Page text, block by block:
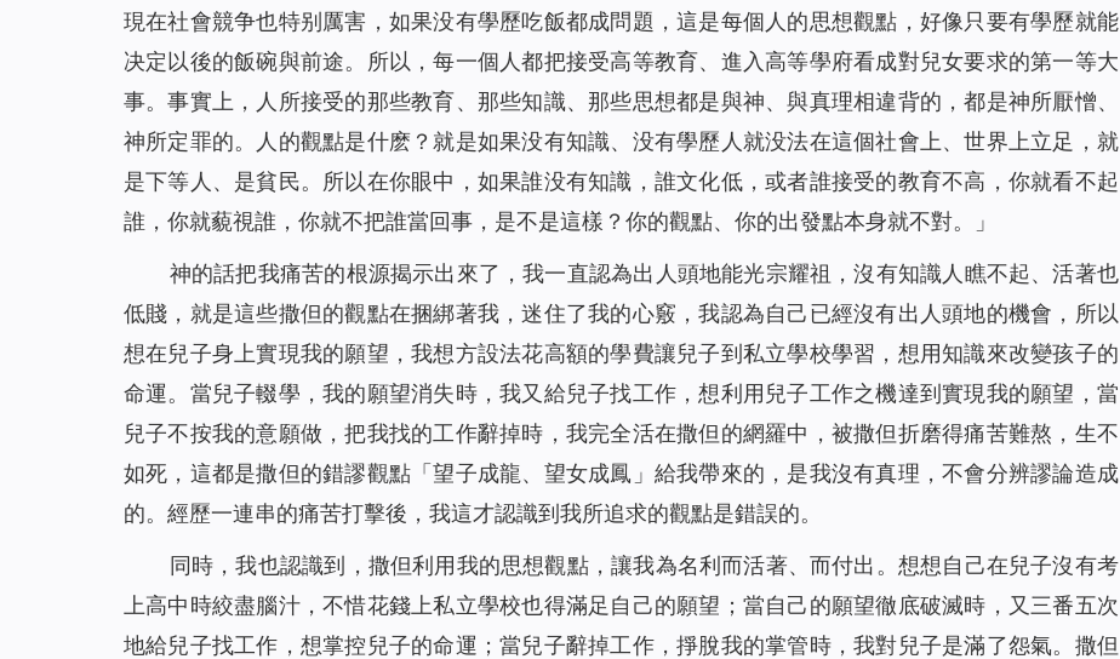
現在社會競争也特别厲害，如果没有學歷吃飯都成問題，這是每個人的思想觀點，好像只要有學歷就能
决定以後的飯碗與前途。所以，每一個人都把接受高等教育、進入高等學府看成對兒女要求的第一等大
事。事實上，人所接受的那些教育、那些知識、那些思想都是與神、與真理相違背的，都是神所厭憎、
神所定罪的。人的觀點是什麽？就是如果没有知識、没有學歷人就没法在這個社會上、世界上立足，就
是下等人、是貧民。所以在你眼中，如果誰没有知識，誰文化低，或者誰接受的教育不高，你就看不起
誰，你就藐視誰，你就不把誰當回事，是不是這樣？你的觀點、你的出發點本身就不對。
」
神的話把我痛苦的根源揭示出來了，我一直認為出人頭地能光宗耀祖，沒有知識人瞧不起、活著也
低賤，就是這些撒但的觀點在捆綁著我，迷住了我的心竅，我認為自己已經沒有出人頭地的機會，所以
想在兒子身上實現我的願望，我想方設法花高額的學費讓兒子到私立學校學習，想用知識來改變孩子的
命運。當兒子輟學，我的願望消失時，我又給兒子找工作，想利用兒子工作之機達到實現我的願望，當
兒子不按我的意願做，把我找的工作辭掉時，我完全活在撒但的網羅中，被撒但折磨得痛苦難熬，生不
如死，這都是撒但的錯謬觀點「望子成龍、望女成鳳」給我帶來的，是我沒有真理，不會分辨謬論造成
的。經歷一連串的痛苦打擊後，我這才認識到我所追求的觀點是錯誤的。
同時，我也認識到，撒但利用我的思想觀點，讓我為名利而活著、而付出。想想自己在兒子沒有考
上高中時絞盡腦汁，不惜花錢上私立學校也得滿足自己的願望；當自己的願望徹底破滅時，又三番五次
地給兒子找工作，想掌控兒子的命運；當兒子辭掉工作，掙脫我的掌管時，我對兒子是滿了怨氣。撒但